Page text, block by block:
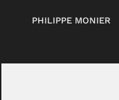
PHILIPPE MONIER